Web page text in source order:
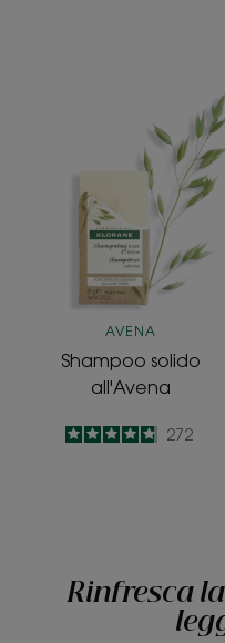
Shampoo
solido
all'Avena
AVENA
Shampoo solido
all'Avena
4.8
/
5
272
Rinfresca